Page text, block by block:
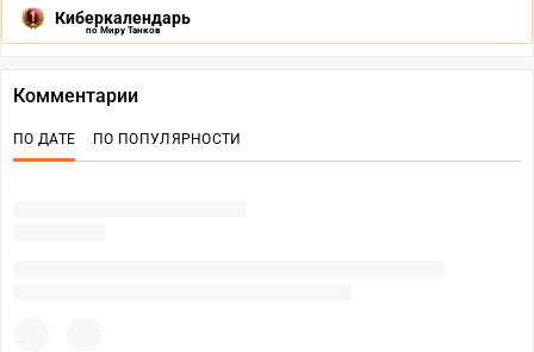
Киберкалендарь
по Миру Танков
Комментарии
ПО ДАТЕ ПО ПОПУЛЯРНОСТИ